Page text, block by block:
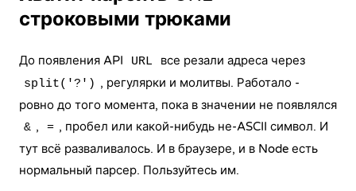
строковыми трюками
До появления API URL все резали адреса через
split('?') , регулярки и молитвы. Работало -
ровно до того момента, пока в значении не появлялся
& , = , пробел или какой-нибудь не-ASCII символ. И
тут всё разваливалось. И в браузере, и в Node есть
нормальный парсер. Пользуйтесь им.